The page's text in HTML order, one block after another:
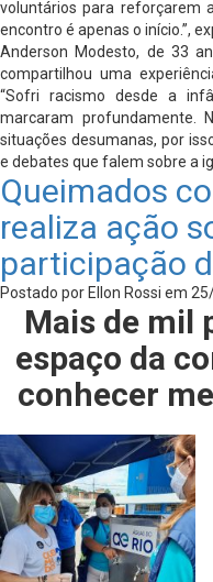
voluntários para reforçarem
encontro é apenas o início.”,
Anderson Modesto, de 33
compartilhou uma
“Sofri racismo desde a
marcaram profundamente.
situações desumanas, por
e debates que falem sobre a
Queimados
realiza ação
participação
Postado por Ellon Rossi em
Mais de mil
espaço da
conhecer